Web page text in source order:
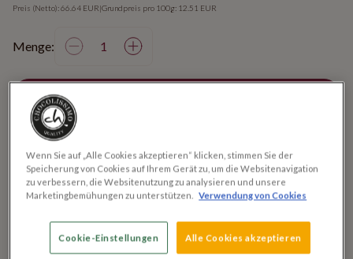
Preis (Netto): 66.64 EUR|Grundpreis pro 100g: 12.51 EUR
Menge:
Produktbeschreibung
Nur die besten Väter werden zum Opa befördert. Nutze den
beinhaltet 60 Schokoladenbuchstaben (5 Zeilen mit 12
Zeichen).
Wenn Sie auf „Alle Cookies akzeptieren“ klicken, stimmen Sie der
Speicherung von Cookies auf Ihrem Gerät zu, um die Websitenavigation
zu verbessern, die Websitenutzung zu analysieren und unsere
Marketingbemühungen zu unterstützen.
Verwendung von Cookies
Cookie-Einstellungen Alle Cookies akzeptieren